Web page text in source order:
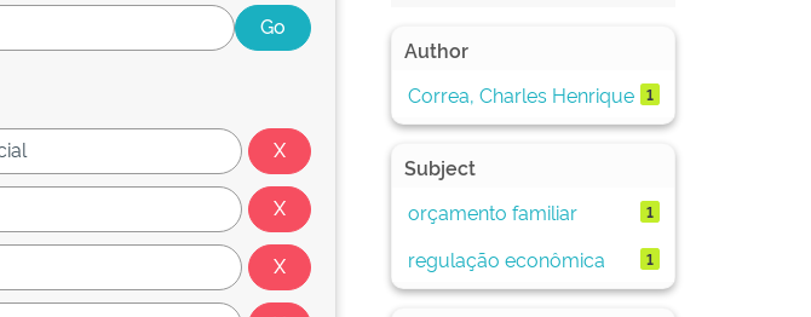
Author
Correa, Charles Henrique
1
Subject
orçamento familiar
1
regulação econômica 1